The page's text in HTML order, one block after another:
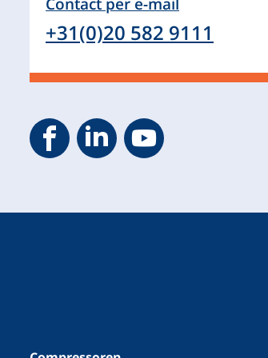
+31(0)20 582 9111
Geveke Facebook
Footer.SocialMedia.Icon.LinkedIn
Geveke YouTube